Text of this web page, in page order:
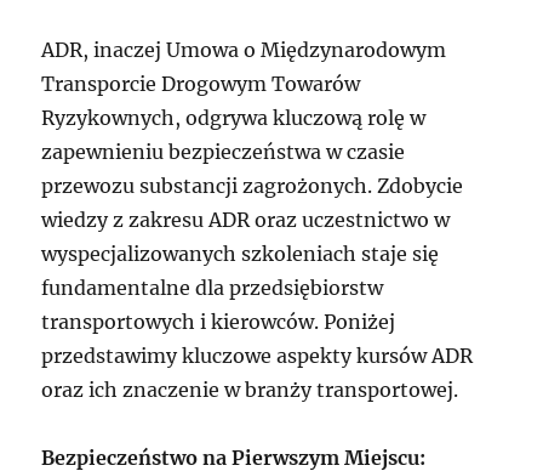
ADR, inaczej Umowa o Międzynarodowym
Transporcie Drogowym Towarów
Ryzykownych, odgrywa kluczową rolę w
zapewnieniu bezpieczeństwa w czasie
przewozu substancji zagrożonych. Zdobycie
wiedzy z zakresu ADR oraz uczestnictwo w
wyspecjalizowanych szkoleniach staje się
fundamentalne dla przedsiębiorstw
transportowych i kierowców. Poniżej
przedstawimy kluczowe aspekty kursów ADR
oraz ich znaczenie w branży transportowej.
Bezpieczeństwo na Pierwszym Miejscu: